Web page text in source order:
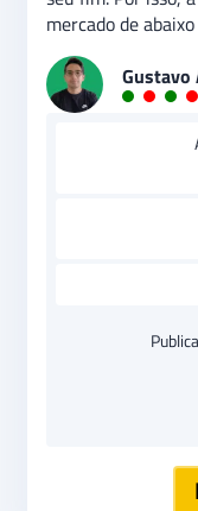
mercado de
Gustavo